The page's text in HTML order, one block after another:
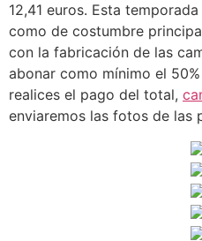
12,41 euros. Esta
como de costumbre
con la fabricación de las
abonar como mínimo el
realices el pago del total,
enviaremos las fotos de las